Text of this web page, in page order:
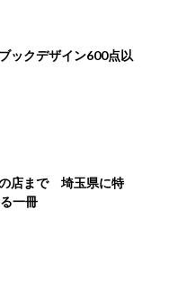
ックデザイン600点以
店まで 埼玉県に特
一冊